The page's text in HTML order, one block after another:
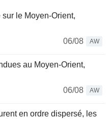
le Moyen-Orient,
06/08
AW
au Moyen-Orient,
06/08
AW
en ordre dispersé, les